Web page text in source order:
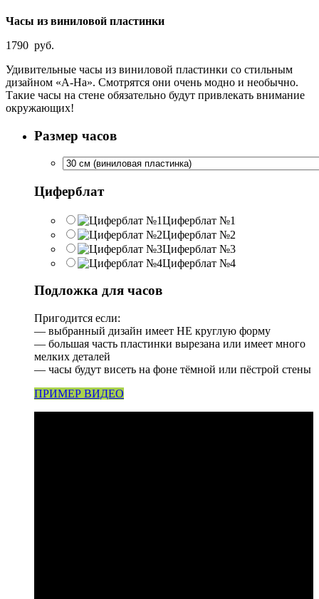
Часы из виниловой пластинки
1790 руб.
Удивительные часы из виниловой пластинки со стильным
дизайном «A-Ha». Смотрятся они очень модно и необычно.
Такие часы на стене обязательно будут привлекать внимание
окружающих!
Размер часов
Циферблат
Циферблат №1
Циферблат №2
Циферблат №3
Циферблат №4
Подложка для часов
Пригодится если:
— выбранный дизайн имеет НЕ круглую форму
— большая часть пластинки вырезана или имеет много
мелких деталей
— часы будут висеть на фоне тёмной или пёстрой стены
ПРИМЕР ВИДЕО